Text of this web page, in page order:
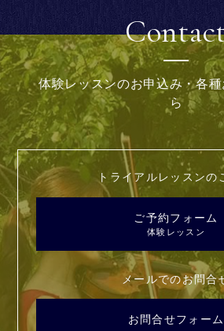
体験レッスンのお申込み・各
ら
トライアルレッスンの
ご予約フォーム
体験レッスン
メールでのお問合
お問合せフォーム